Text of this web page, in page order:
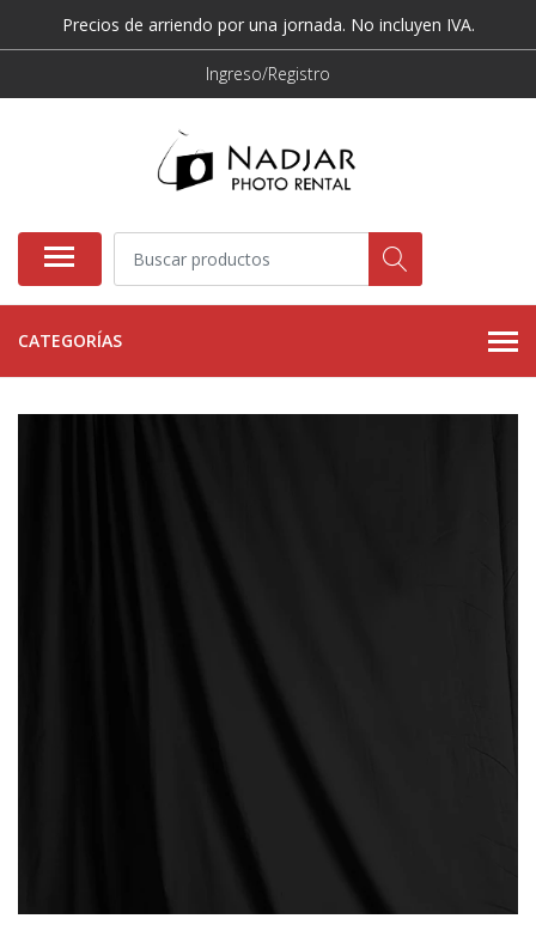
Precios de arriendo por una jornada. No incluyen IVA.
Ingreso/Registro
CATEGORÍAS